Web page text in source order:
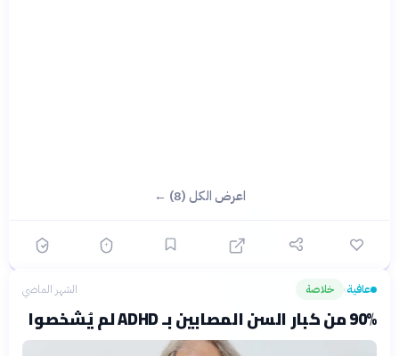
اعرض الكل (8) ←
عافية› خلاصة الشهر الماضي
90% من كبار السن المصابين بـ ADHD لم يُشخصوا